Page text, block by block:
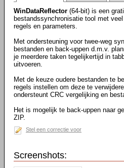
WinDataReflector (64-bit) is een
bestandssynchronisatie tool met
regels en parameters.
Met ondersteuning voor twee-weg
bestanden en back-uppen d.m.v.
je meerdere taken tegelijkertijd in
uitvoeren.
Met de keuze oudere bestanden te
regels instellen om deze te
ondersteunt CRC vergelijking en
Het is mogelijk te back-uppen naar
ZIP.
Stel een correctie voor
Screenshots: